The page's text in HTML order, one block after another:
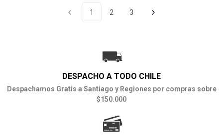
1 2 3
DESPACHO A TODO CHILE
Despachamos Gratis a Santiago y Regiones por compras sobre
$150.000